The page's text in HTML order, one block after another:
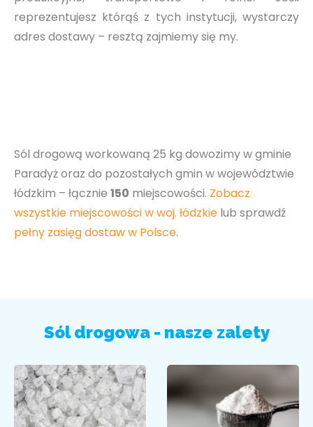
reprezentujesz którąś z tych instytucji, wystarczy
adres dostawy – resztą zajmiemy się my.
Sól drogową workowaną 25 kg dowozimy w gminie
Paradyż oraz do pozostałych gmin w województwie
łódzkim – łącznie 150 miejscowości. Zobacz
wszystkie miejscowości w woj. łódzkie lub sprawdź
pełny zasięg dostaw w Polsce.
Sól drogowa - nasze zalety